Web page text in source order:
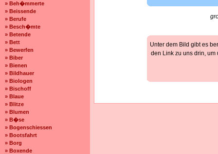
» Beh�mmerte
» Beissende
» Berufe
» Besch�mte
» Betende
» Bett
» Bewerfen
» Biber
» Bienen
» Bildhauer
» Biologen
» Bischoff
» Blaue
» Blitze
» Blumen
» B�se
» Bogenschiessen
» Bootsfahrt
» Borg
» Boxende
Unter dem Bild gibt es
den Link zu uns drin,